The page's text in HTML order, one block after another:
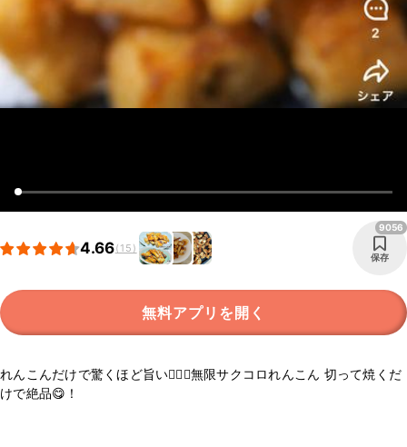
4.66(15)
保存
9056
無料アプリを開く
れんこんだけで驚くほど旨い🙋‍♀️✨無限サクコロれんこん 切って焼くだ
けで絶品😋！